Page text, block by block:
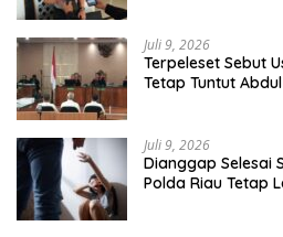
Juli 9, 2026
Terpeleset Sebut
Tetap Tuntut
Juli 9, 2026
Dianggap Selesai
Polda Riau Tetap